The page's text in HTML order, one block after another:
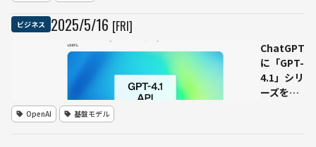
み型脳コ
ンピュー
タインタ
ーフェー
ビジネス 2025/5/16 [FRI]
ChatGPT
に「GPT-
4.1」シリ
ーズを正
OpenAI 基盤モデル